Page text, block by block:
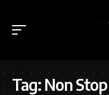
Tag: Non